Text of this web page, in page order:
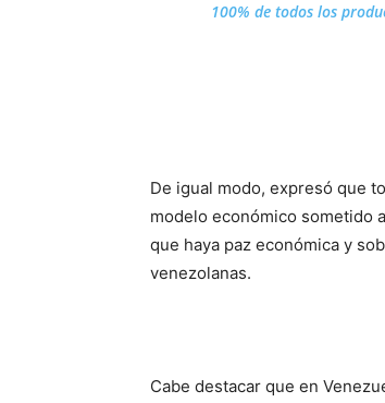
100% de todos los
De igual modo, expresó que
modelo económico sometido
que haya paz económica y
venezolanas.
Cabe destacar que en